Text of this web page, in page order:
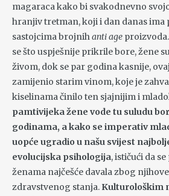
magaraca kako bi svakodnevno
hranjiv tretman, koji i dan danas ima
sastojcima brojnihanti age proizvoda.
se što uspješnije prikrile bore, žene
živom, dok se par godina kasnije,
zamijenio starim vinom, koje je
kiselinama činilo ten sjajnijim i
pamtivijeka žene vode tu suludu
godinama, a kako se imperativ
uopće ugradio u našu svijest
evolucijska psihologija, ističući da
ženama najčešće davala zbog
zdravstvenog stanja. Kulturološkim